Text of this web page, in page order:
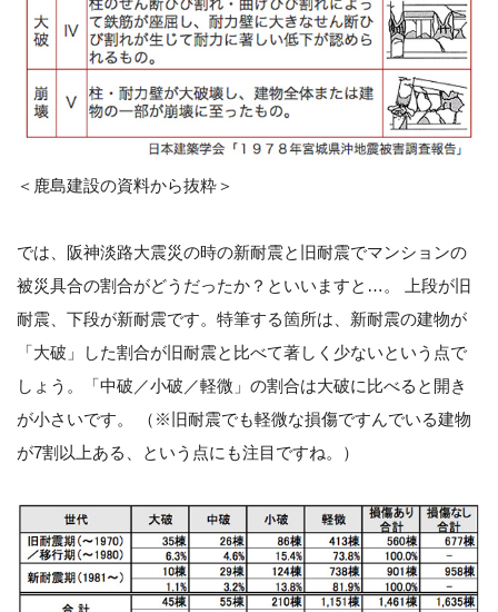
＜鹿島建設の資料から抜粋＞
では、阪神淡路大震災の時の新耐震と旧耐震でマンションの
被災具合の割合がどうだったか？といいますと…。 上段が旧
耐震、下段が新耐震です。特筆する箇所は、新耐震の建物が
「大破」した割合が旧耐震と比べて著しく少ないという点で
しょう。「中破／小破／軽微」の割合は大破に比べると開き
が小さいです。 （※旧耐震でも軽微な損傷ですんでいる建物
が7割以上ある、という点にも注目ですね。）